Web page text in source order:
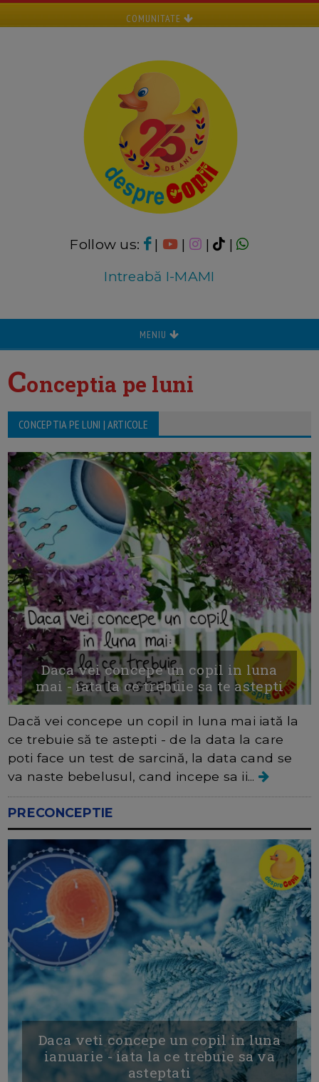
COMUNITATE
Follow us: | | |
|
Intreabă I-MAMI
MENIU
Conceptia pe luni
CONCEPTIA PE LUNI | ARTICOLE
Daca vei concepe un copil in luna
mai - iata la ce trebuie sa te astepti
Dacă vei concepe un copil in luna mai iată la
ce trebuie să te astepti - de la data la care
poti face un test de sarcină, la data cand se
va naste bebelusul, cand incepe sa ii...
PRECONCEPTIE
Daca veti concepe un copil in luna
ianuarie - iata la ce trebuie sa va
asteptati